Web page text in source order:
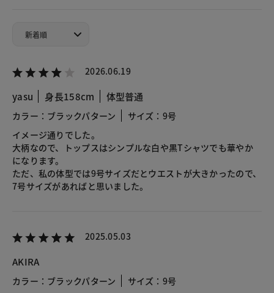
2026.06.19
yasu 身長158cm 体型普通
カラー：ブラックパターン
サイズ：9号
イメージ通りでした。
大柄なので、トップスはシンプルな白や黒Tシャツでも華やか
になります。
ただ、私の体型では9号サイズだとウエストが大きかったので、
7号サイズがあればと思いました。
2025.05.03
AKIRA
カラー：ブラックパターン
サイズ：9号